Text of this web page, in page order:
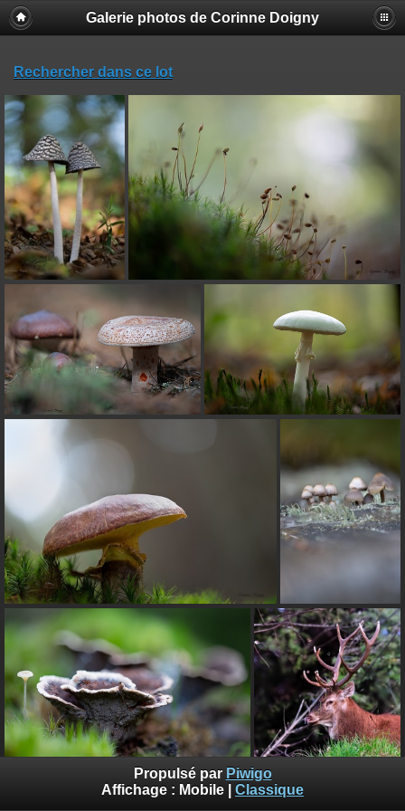
Galerie photos de Corinne Doigny
Rechercher dans ce lot
Propulsé par Piwigo
Affichage : Mobile Classique